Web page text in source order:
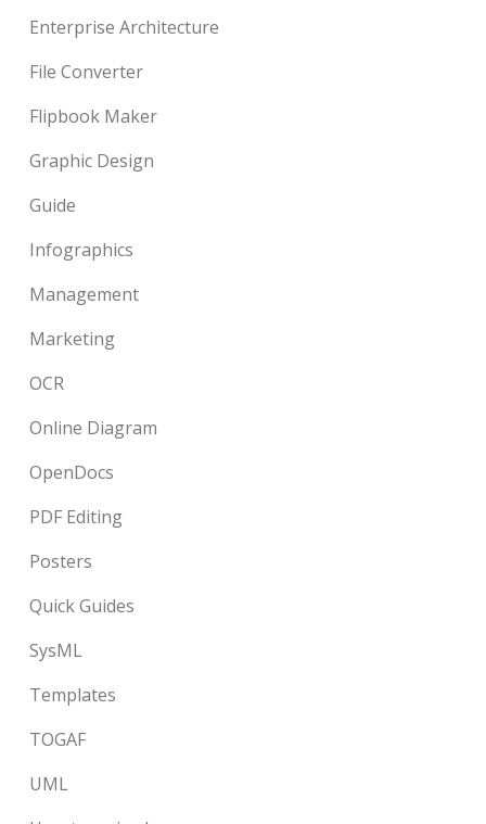
Enterprise Architecture
File Converter
Flipbook Maker
Graphic Design
Guide
Infographics
Management
Marketing
OCR
Online Diagram
OpenDocs
PDF Editing
Posters
Quick Guides
SysML
Templates
TOGAF
UML